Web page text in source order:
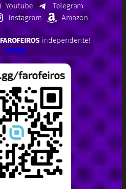
Youtube
Telegram
Instagram Amazon
FAROFEIROSindependente!
APOIE!